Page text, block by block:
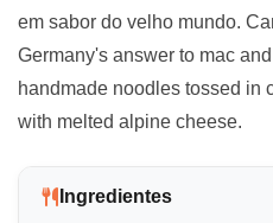
em sabor do velho mundo.
Germany's answer to mac
handmade noodles tossed in
with melted alpine cheese.
Ingredientes